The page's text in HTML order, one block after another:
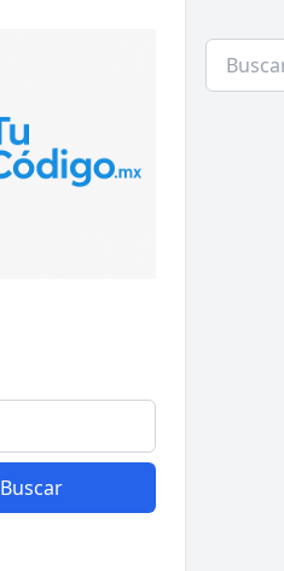
Buscar